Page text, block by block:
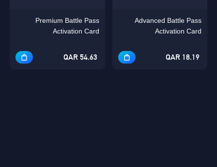
Advanced Battle Pass
Activation Card
18.19 QAR
Premium Battle Pass
Activation Card
54.63 QAR